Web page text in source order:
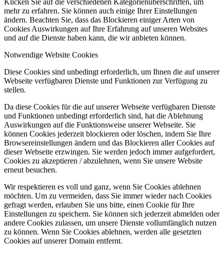
Klicken Sie auf die verschiedenen Kategorienüberschriften, um
mehr zu erfahren. Sie können auch einige Ihrer Einstellungen
ändern. Beachten Sie, dass das Blockieren einiger Arten von
Cookies Auswirkungen auf Ihre Erfahrung auf unseren Websites
und auf die Dienste haben kann, die wir anbieten können.
Notwendige Website Cookies
Diese Cookies sind unbedingt erforderlich, um Ihnen die auf unserer
Webseite verfügbaren Dienste und Funktionen zur Verfügung zu
stellen.
Da diese Cookies für die auf unserer Webseite verfügbaren Dienste
und Funktionen unbedingt erforderlich sind, hat die Ablehnung
Auswirkungen auf die Funktionsweise unserer Webseite. Sie
können Cookies jederzeit blockieren oder löschen, indem Sie Ihre
Browsereinstellungen ändern und das Blockieren aller Cookies auf
dieser Webseite erzwingen. Sie werden jedoch immer aufgefordert,
Cookies zu akzeptieren / abzulehnen, wenn Sie unsere Website
erneut besuchen.
Wir respektieren es voll und ganz, wenn Sie Cookies ablehnen
möchten. Um zu vermeiden, dass Sie immer wieder nach Cookies
gefragt werden, erlauben Sie uns bitte, einen Cookie für Ihre
Einstellungen zu speichern. Sie können sich jederzeit abmelden oder
andere Cookies zulassen, um unsere Dienste vollumfänglich nutzen
zu können. Wenn Sie Cookies ablehnen, werden alle gesetzten
Cookies auf unserer Domain entfernt.